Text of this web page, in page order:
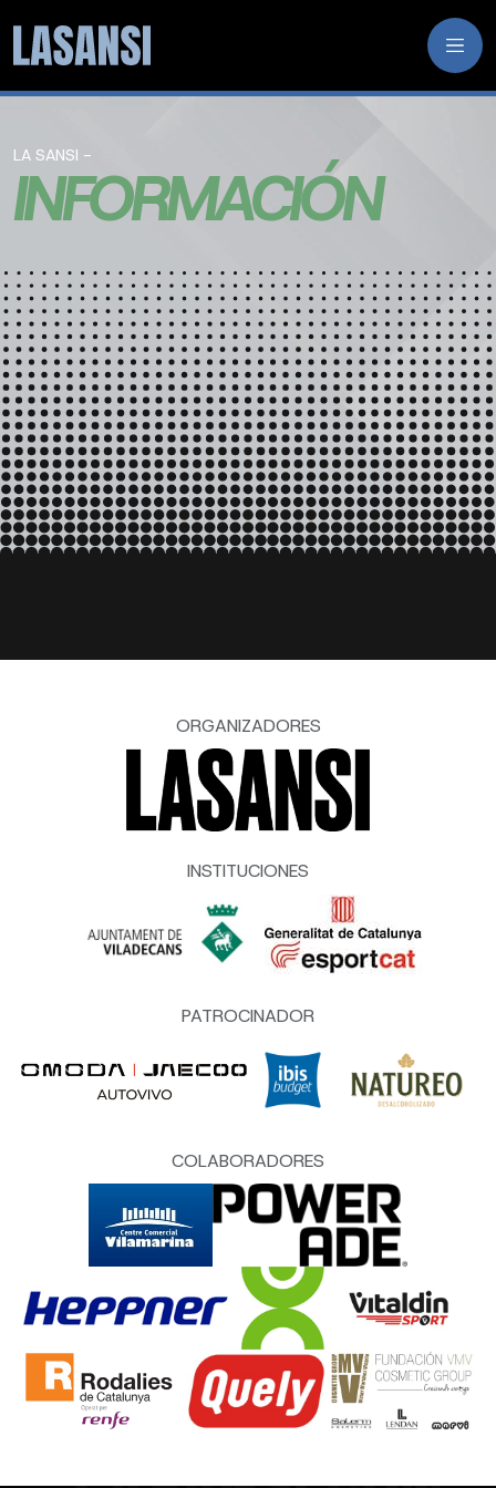
LA SANSI -
INFORMACIÓN
ORGANIZADORES
INSTITUCIONES
PATROCINADOR
COLABORADORES